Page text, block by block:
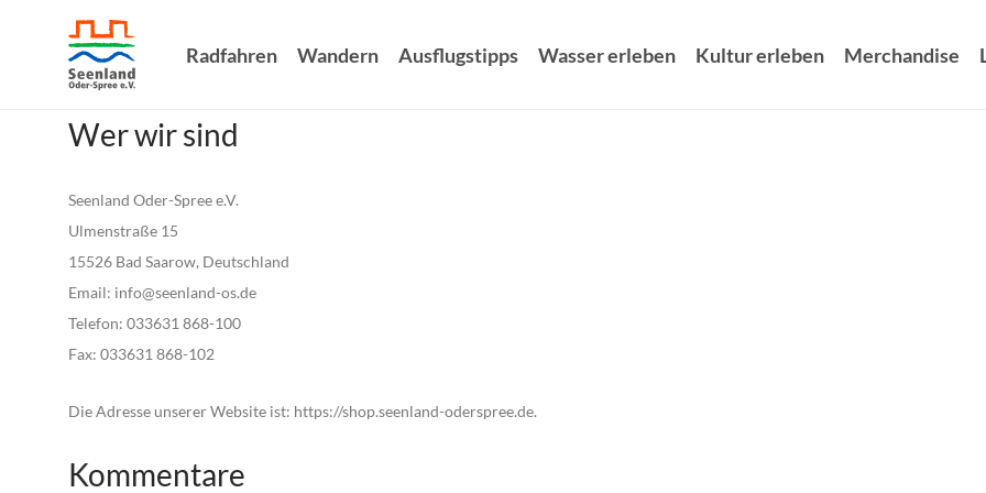
Radfahren Wandern Ausflugstipps Wasser erleben Kultur erleben Merchandise
Wer wir sind
Seenland Oder-Spree e.V.
Ulmenstraße 15
15526 Bad Saarow, Deutschland
Email: info@seenland-os.de
Telefon: 033631 868-100
Fax: 033631 868-102
Die Adresse unserer Website ist: https://shop.seenland-oderspree.de.
Kommentare